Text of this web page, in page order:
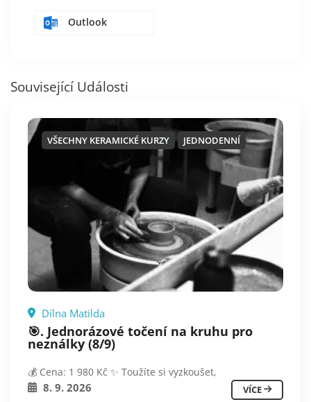
Outlook
Související Události
VŠECHNY KERAMICKÉ KURZY JEDNODENNÍ
Dílna Matilda
🎯. Jednorázové točení na kruhu pro
neználky (8/9)
💰 Cena: 1 980 Kč ✨ Toužíte si vyzkoušet,
8. 9. 2026 VÍCE